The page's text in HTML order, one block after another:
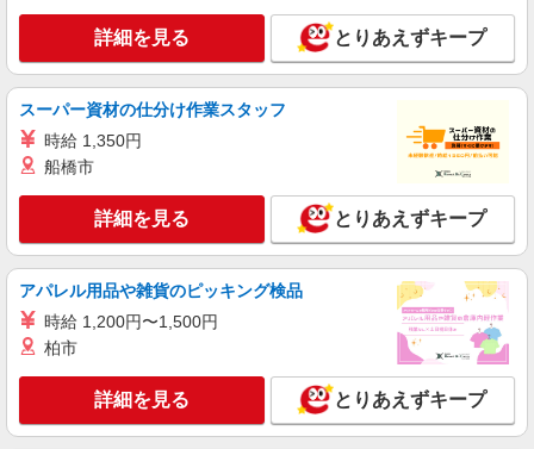
キープ 詳細を見る
派遣社員
株式会社kotrio /●SI-H-2101761
NEW
石岡駅近く＊即日勤務･お試し勤務OK◎シニ
時給1600円〜2250円 ＜日払い有/週払い有/交
通費全支給(ガソリン代含む)＞
石岡市//石岡駅すぐ
キープ 詳細を見る
派遣社員
株式会社kotrio /●SI-H-2067147
NEW
石岡駅◆サ高住スタッフ◆穏やかな職場×週
3〜×残業なし
詳細を見る とりあえずキープ
スーパー資材の仕分け作業スタッフ
時給 1,350円
船橋市
詳細を見る とりあえずキープ
アパレル用品や雑貨のピッキング検品
時給 1,200円〜1,500円
柏市
詳細を見る とりあえずキープ